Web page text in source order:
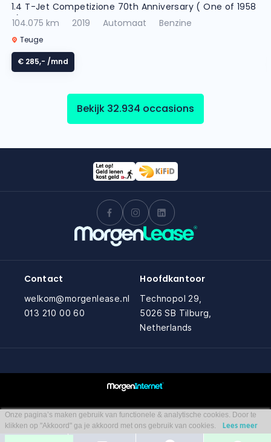
1.4 T-Jet Competizione 70th Anniversary ( One of 1958
! )
104.075 km 2019 Automaat Benzine
Teuge
€ 285,- /mnd
Bekijk 32.934 occasions
Contact
welkom@morgenlease.nl
013 210 00 60
Hoofdkantoor
Technopol 29,
5026 SB Tilburg,
Netherlands
Onze pagina’s maken gebruik van functionele & analytische cookies. Door te
klikken op "Akkoord" ga je akkoord met ons gebruik van cookies.
Lees meer